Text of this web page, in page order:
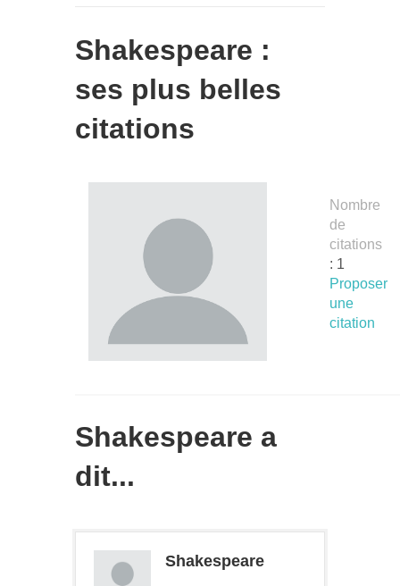
Shakespeare :
ses plus belles
citations
Nombre
de
citations
: 1
Proposer
une
citation
Shakespeare a
dit...
Shakespeare